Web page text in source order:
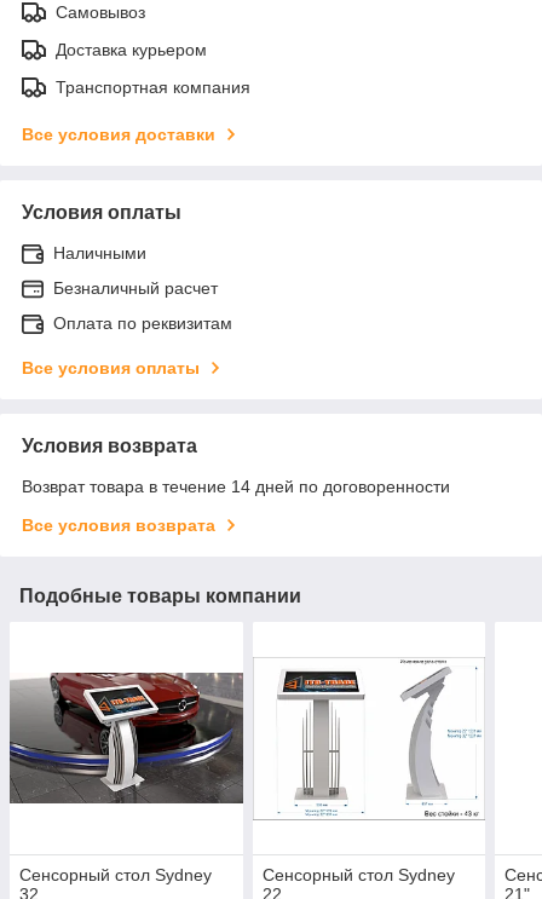
Самовывоз
Доставка курьером
Транспортная компания
Все условия доставки
Условия оплаты
Наличными
Безналичный расчет
Оплата по реквизитам
Все условия оплаты
Условия возврата
Возврат товара в течение 14 дней по договоренности
Все условия возврата
Подобные товары компании
Сенсорный стол Sydney
32
Сенсорный стол Sydney
22
21"